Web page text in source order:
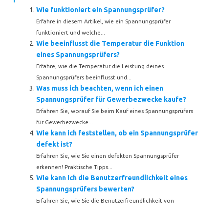
Wie funktioniert ein Spannungsprüfer?
Erfahre in diesem Artikel, wie ein Spannungsprüfer
funktioniert und welche...
Wie beeinflusst die Temperatur die Funktion
eines Spannungsprüfers?
Erfahre, wie die Temperatur die Leistung deines
Spannungsprüfers beeinflusst und...
Was muss ich beachten, wenn ich einen
Spannungsprüfer für Gewerbezwecke kaufe?
Erfahren Sie, worauf Sie beim Kauf eines Spannungsprüfers
für Gewerbezwecke...
Wie kann ich feststellen, ob ein Spannungsprüfer
defekt ist?
Erfahren Sie, wie Sie einen defekten Spannungsprüfer
erkennen! Praktische Tipps...
Wie kann ich die Benutzerfreundlichkeit eines
Spannungsprüfers bewerten?
Erfahren Sie, wie Sie die Benutzerfreundlichkeit von